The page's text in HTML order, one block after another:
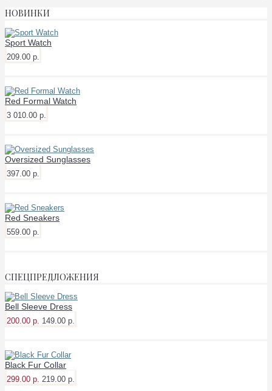
НОВИНКИ
Sport Watch
209.00 р.
Red Formal Watch
3 010.00 р.
Oversized Sunglasses
397.00 р.
Red Sneakers
559.00 р.
СПЕЦПРЕДЛОЖЕНИЯ
Bell Sleeve Dress
200.00 р. 149.00 р.
Black Fur Collar
299.00 р. 219.00 р.